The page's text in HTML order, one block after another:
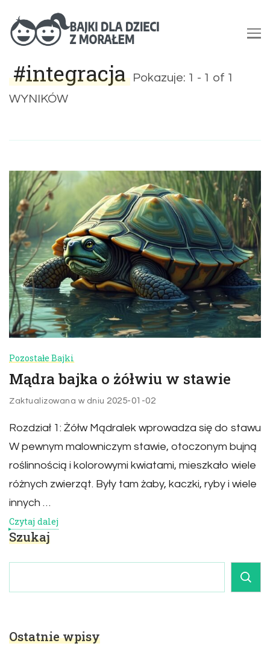
Bajki do czytania na dobranoc
#integracja
Pokazuje: 1 - 1 of 1
WYNIKÓW
Pozostałe Bajki
Mądra bajka o żółwiu w stawie
Zaktualizowana w dniu 2025-01-02
Rozdział 1: Żółw Mądralek wprowadza się do stawu
W pewnym malowniczym stawie, otoczonym bujną
roślinnością i kolorowymi kwiatami, mieszkało wiele
różnych zwierząt. Były tam żaby, kaczki, ryby i wiele
innych …
Czytaj dalej
Szukaj
Ostatnie wpisy